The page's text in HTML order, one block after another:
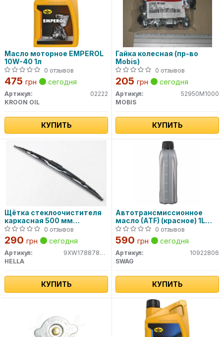
Масло моторное EMPEROL
10W-40 1л
0 отзывов
475 грн сегодня
Артикул:
02222
KROON OIL
КУПИТЬ
Гайка колесная (пр-во
Mobis)
0 отзывов
205 грн сегодня
Артикул:
52950M1000
MOBIS
КУПИТЬ
Щётка стеклоочистителя
каркасная 500 мм
9XW178878-201 HELLA
0 отзывов
290 грн сегодня
Артикул:
9XW178878201
HELLA
КУПИТЬ
Автотрансмиссионное
масло (ATF) (красное) 1L
10922806 SWAG
0 отзывов
590 грн сегодня
Артикул:
10922806
SWAG
КУПИТЬ